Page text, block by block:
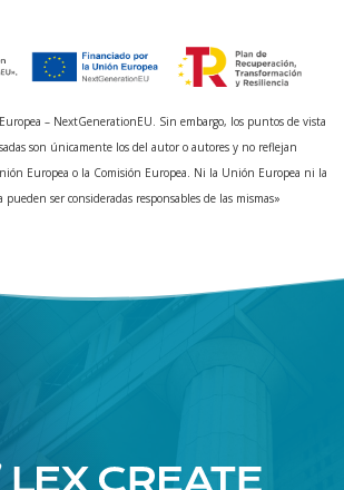
– NextGenerationEU. Sin embargo, los puntos de vista
son únicamente los del autor o autores y no reflejan
Europea o la Comisión Europea. Ni la Unión Europea ni la
pueden ser consideradas responsables de las mismas»